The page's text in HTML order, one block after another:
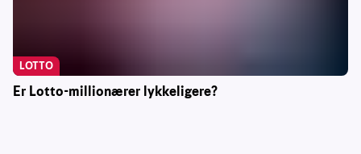
Er Lotto-millionærer lykkeligere?
LOTTO